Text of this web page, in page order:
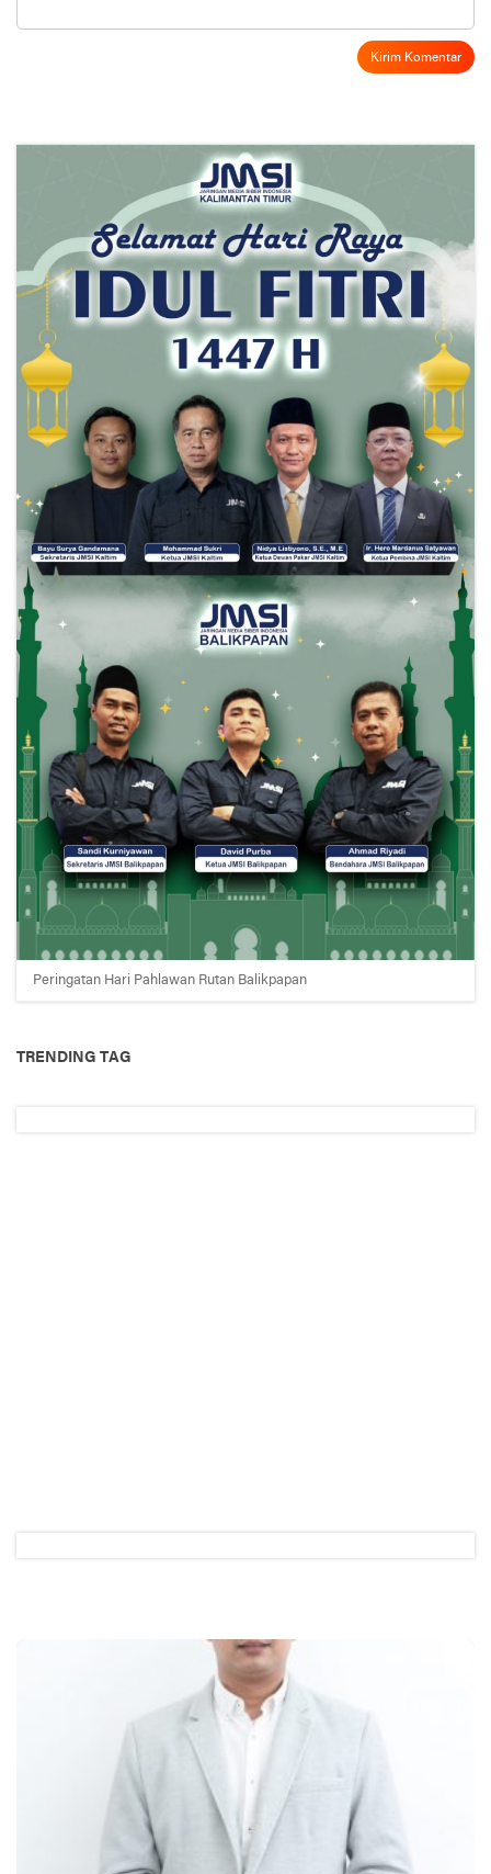
Peringatan Hari Pahlawan Rutan Balikpapan
TRENDING TAG